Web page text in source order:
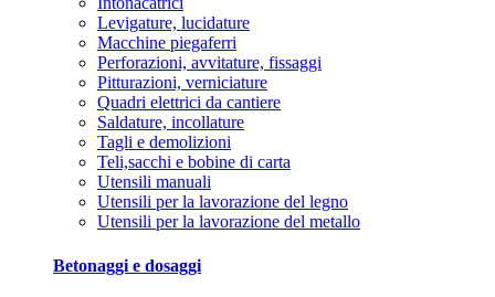
Levigature, lucidature
Macchine piegaferri
Perforazioni, avvitature, fissaggi
Pitturazioni, verniciature
Quadri elettrici da cantiere
Saldature, incollature
Tagli e demolizioni
Teli,sacchi e bobine di carta
Utensili manuali
Utensili per la lavorazione del legno
Utensili per la lavorazione del metallo
Betonaggi e dosaggi